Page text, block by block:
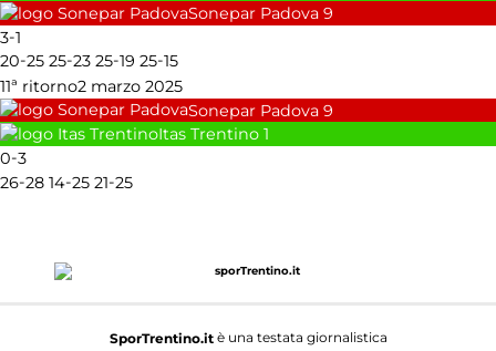
Sonepar Padova 9
3-1
20-25 25-23 25-19 25-15
11ª ritorno2 marzo 2025
Sonepar Padova 9
Itas Trentino 1
0-3
26-28 14-25 21-25
SporTrentino.itè una testata giornalistica